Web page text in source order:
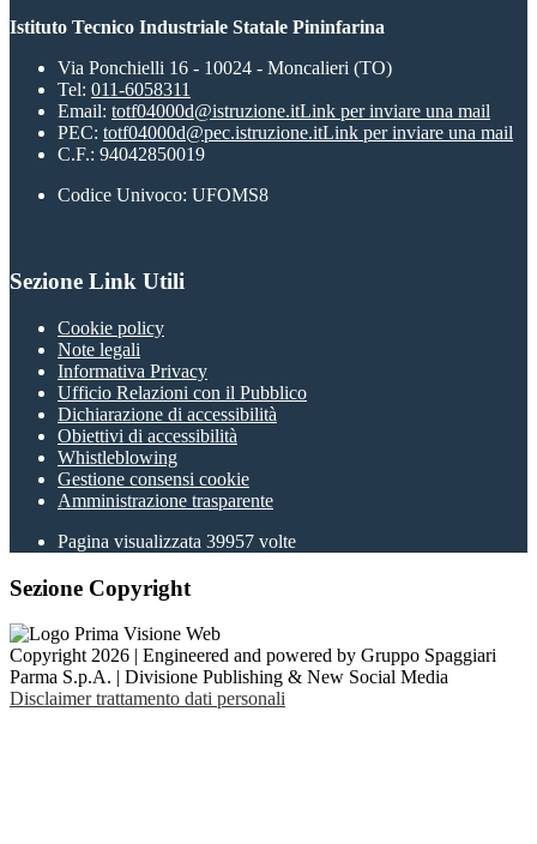
Istituto Tecnico Industriale Statale Pininfarina
Via Ponchielli 16 - 10024 - Moncalieri (TO)
Tel: 011-6058311
Email: totf04000d@istruzione.itLink per inviare una mail
PEC: totf04000d@pec.istruzione.itLink per inviare una mail
C.F.: 94042850019
Codice Univoco: UFOMS8
Sezione Link Utili
Cookie policy
Note legali
Informativa Privacy
Ufficio Relazioni con il Pubblico
Dichiarazione di accessibilità
Obiettivi di accessibilità
Whistleblowing
Gestione consensi cookie
Amministrazione trasparente
Pagina visualizzata 39957 volte
Sezione Copyright
Copyright 2026 | Engineered and powered by Gruppo Spaggiari
Parma S.p.A. | Divisione Publishing & New Social Media
Disclaimer trattamento dati personali